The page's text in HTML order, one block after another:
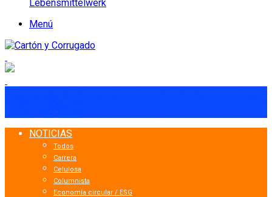
Lebensmittelwerk
Menú
NOTICIAS
Todos
Carrera
Celulosa
Columnista
Economía circular / ESG